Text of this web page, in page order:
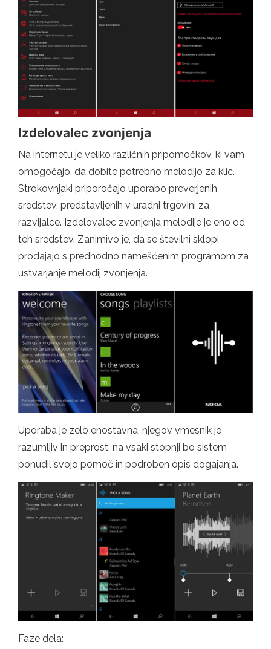
Izdelovalec zvonjenja
Na internetu je veliko različnih pripomočkov, ki vam
omogočajo, da dobite potrebno melodijo za klic.
Strokovnjaki priporočajo uporabo preverjenih
sredstev, predstavljenih v uradni trgovini za
razvijalce. Izdelovalec zvonjenja melodije je eno od
teh sredstev. Zanimivo je, da se številni sklopi
prodajajo s predhodno nameščenim programom za
ustvarjanje melodij zvonjenja.
Uporaba je zelo enostavna, njegov vmesnik je
razumljiv in preprost, na vsaki stopnji bo sistem
ponudil svojo pomoč in podroben opis dogajanja.
Faze dela: